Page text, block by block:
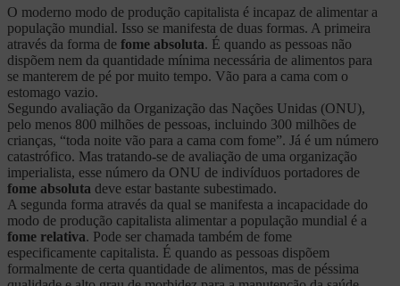
O moderno modo de produção capitalista é incapaz de alimentar a
população mundial. Isso se manifesta de duas formas. A primeira
através da forma de fome absoluta. É quando as pessoas não
dispõem nem da quantidade mínima necessária de alimentos para
se manterem de pé por muito tempo. Vão para a cama com o
estomago vazio.
Segundo avaliação da Organização das Nações Unidas (ONU),
pelo menos 800 milhões de pessoas, incluindo 300 milhões de
crianças, “toda noite vão para a cama com fome”. Já é um número
catastrófico. Mas tratando-se de avaliação de uma organização
imperialista, esse número da ONU de indivíduos portadores de
fome absoluta deve estar bastante subestimado.
A segunda forma através da qual se manifesta a incapacidade do
modo de produção capitalista alimentar a população mundial é a
fome relativa. Pode ser chamada também de fome
especificamente capitalista. É quando as pessoas dispõem
formalmente de certa quantidade de alimentos, mas de péssima